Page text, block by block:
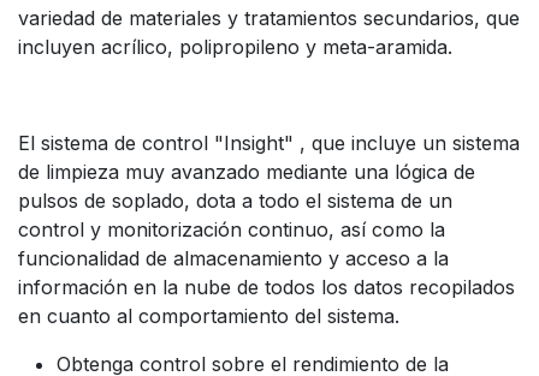
variedad de materiales y tratamientos secundarios, que
incluyen acrílico, polipropileno y meta-aramida.
El sistema de control "Insight" , que incluye un sistema
de limpieza muy avanzado mediante una lógica de
pulsos de soplado, dota a todo el sistema de un
control y monitorización continuo, así como la
funcionalidad de almacenamiento y acceso a la
información en la nube de todos los datos recopilados
en cuanto al comportamiento del sistema.
Obtenga control sobre el rendimiento de la